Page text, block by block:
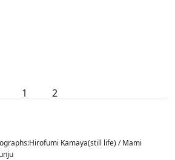
1 2
Kamaya(still life) / Mami